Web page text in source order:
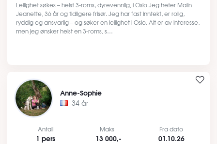
Leilighet søkes – helst 3-roms, dyrevennlig, i Oslo Jeg heter Malin
Jeanette, 36 år og tidligere frisør. Jeg har fast inntekt, er rolig,
ryddig og ansvarlig – og søker en leilighet i Oslo. Alt er av interesse,
men jeg ønsker helst en 3-roms, s…
Anne-Sophie
34 år
Antall
1 pers
Maks
13 000,-
Fra dato
01.10.26